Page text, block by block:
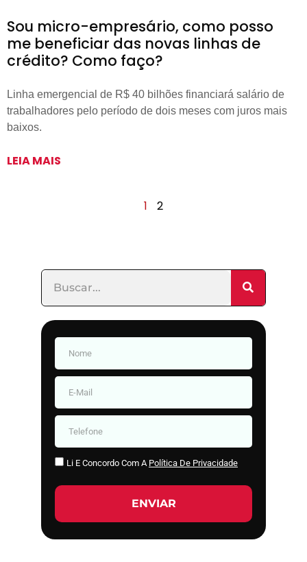
Sou micro-empresário, como posso
me beneficiar das novas linhas de
crédito? Como faço?
Linha emergencial de R$ 40 bilhões financiará salário de
trabalhadores pelo período de dois meses com juros mais
baixos.
LEIA MAIS
1 2
Li E Concordo Com A Política De Privacidade
ENVIAR